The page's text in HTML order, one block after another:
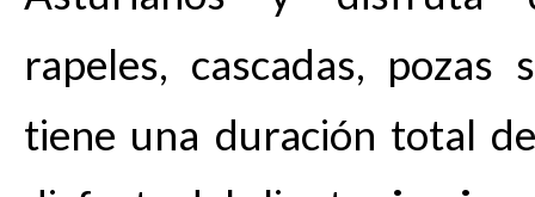
rapeles, cascadas,
tiene una duración total